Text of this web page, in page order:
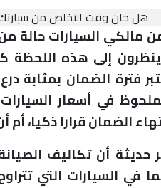
مالكي السيارات حالة
إلى هذه اللحظة
فترة الضمان بمثابة
في أسعار
الضمان قرارا ذكيا، أم
حديثة أن تكاليف
في السيارات التي